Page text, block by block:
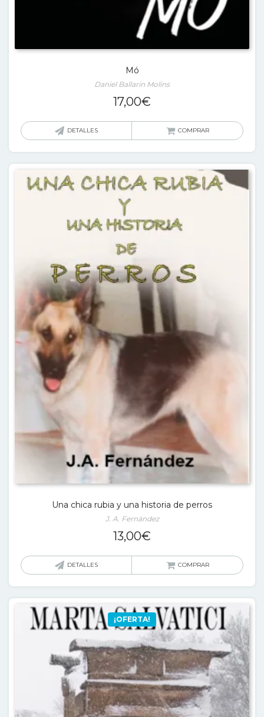
Mó
Daniel Ballarin Molins
17,00€
DETALLES COMPRAR
Una chica rubia y una historia de perros
J. A. Fernández
13,00€
DETALLES COMPRAR
¡OFERTA!